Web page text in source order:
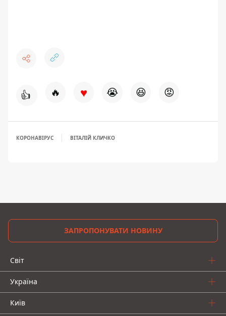
👍 🔥 ♥ 😭 😆 😡
КОРОНАВІРУС ВІТАЛІЙ КЛИЧКО
ЗАПРОПОНУВАТИ НОВИНУ
Світ
Україна
Київ